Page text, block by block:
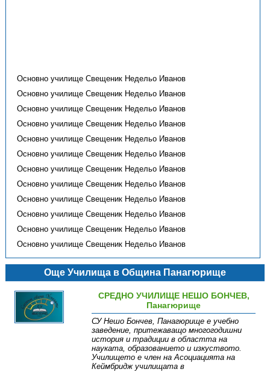
Основно училище Свещеник Недельо Иванов
Основно училище Свещеник Недельо Иванов
Основно училище Свещеник Недельо Иванов
Основно училище Свещеник Недельо Иванов
Основно училище Свещеник Недельо Иванов
Основно училище Свещеник Недельо Иванов
Основно училище Свещеник Недельо Иванов
Основно училище Свещеник Недельо Иванов
Основно училище Свещеник Недельо Иванов
Основно училище Свещеник Недельо Иванов
Основно училище Свещеник Недельо Иванов
Основно училище Свещеник Недельо Иванов
Още Училища в Община Панагюрище
СРЕДНО УЧИЛИЩЕ НЕШО БОНЧЕВ,
Панагюрище
СУ Нешо Бончев, Панагюрище е учебно
заведение, притежаващо многогодишни
история и традиции в областта на
науката, образованието и изкуството.
Училището е член на Асоциацията на
Кеймбридж училищата в